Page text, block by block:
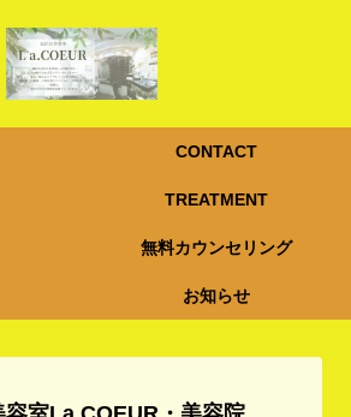
CONTACT
TREATMENT
無料カウンセリング
お知らせ